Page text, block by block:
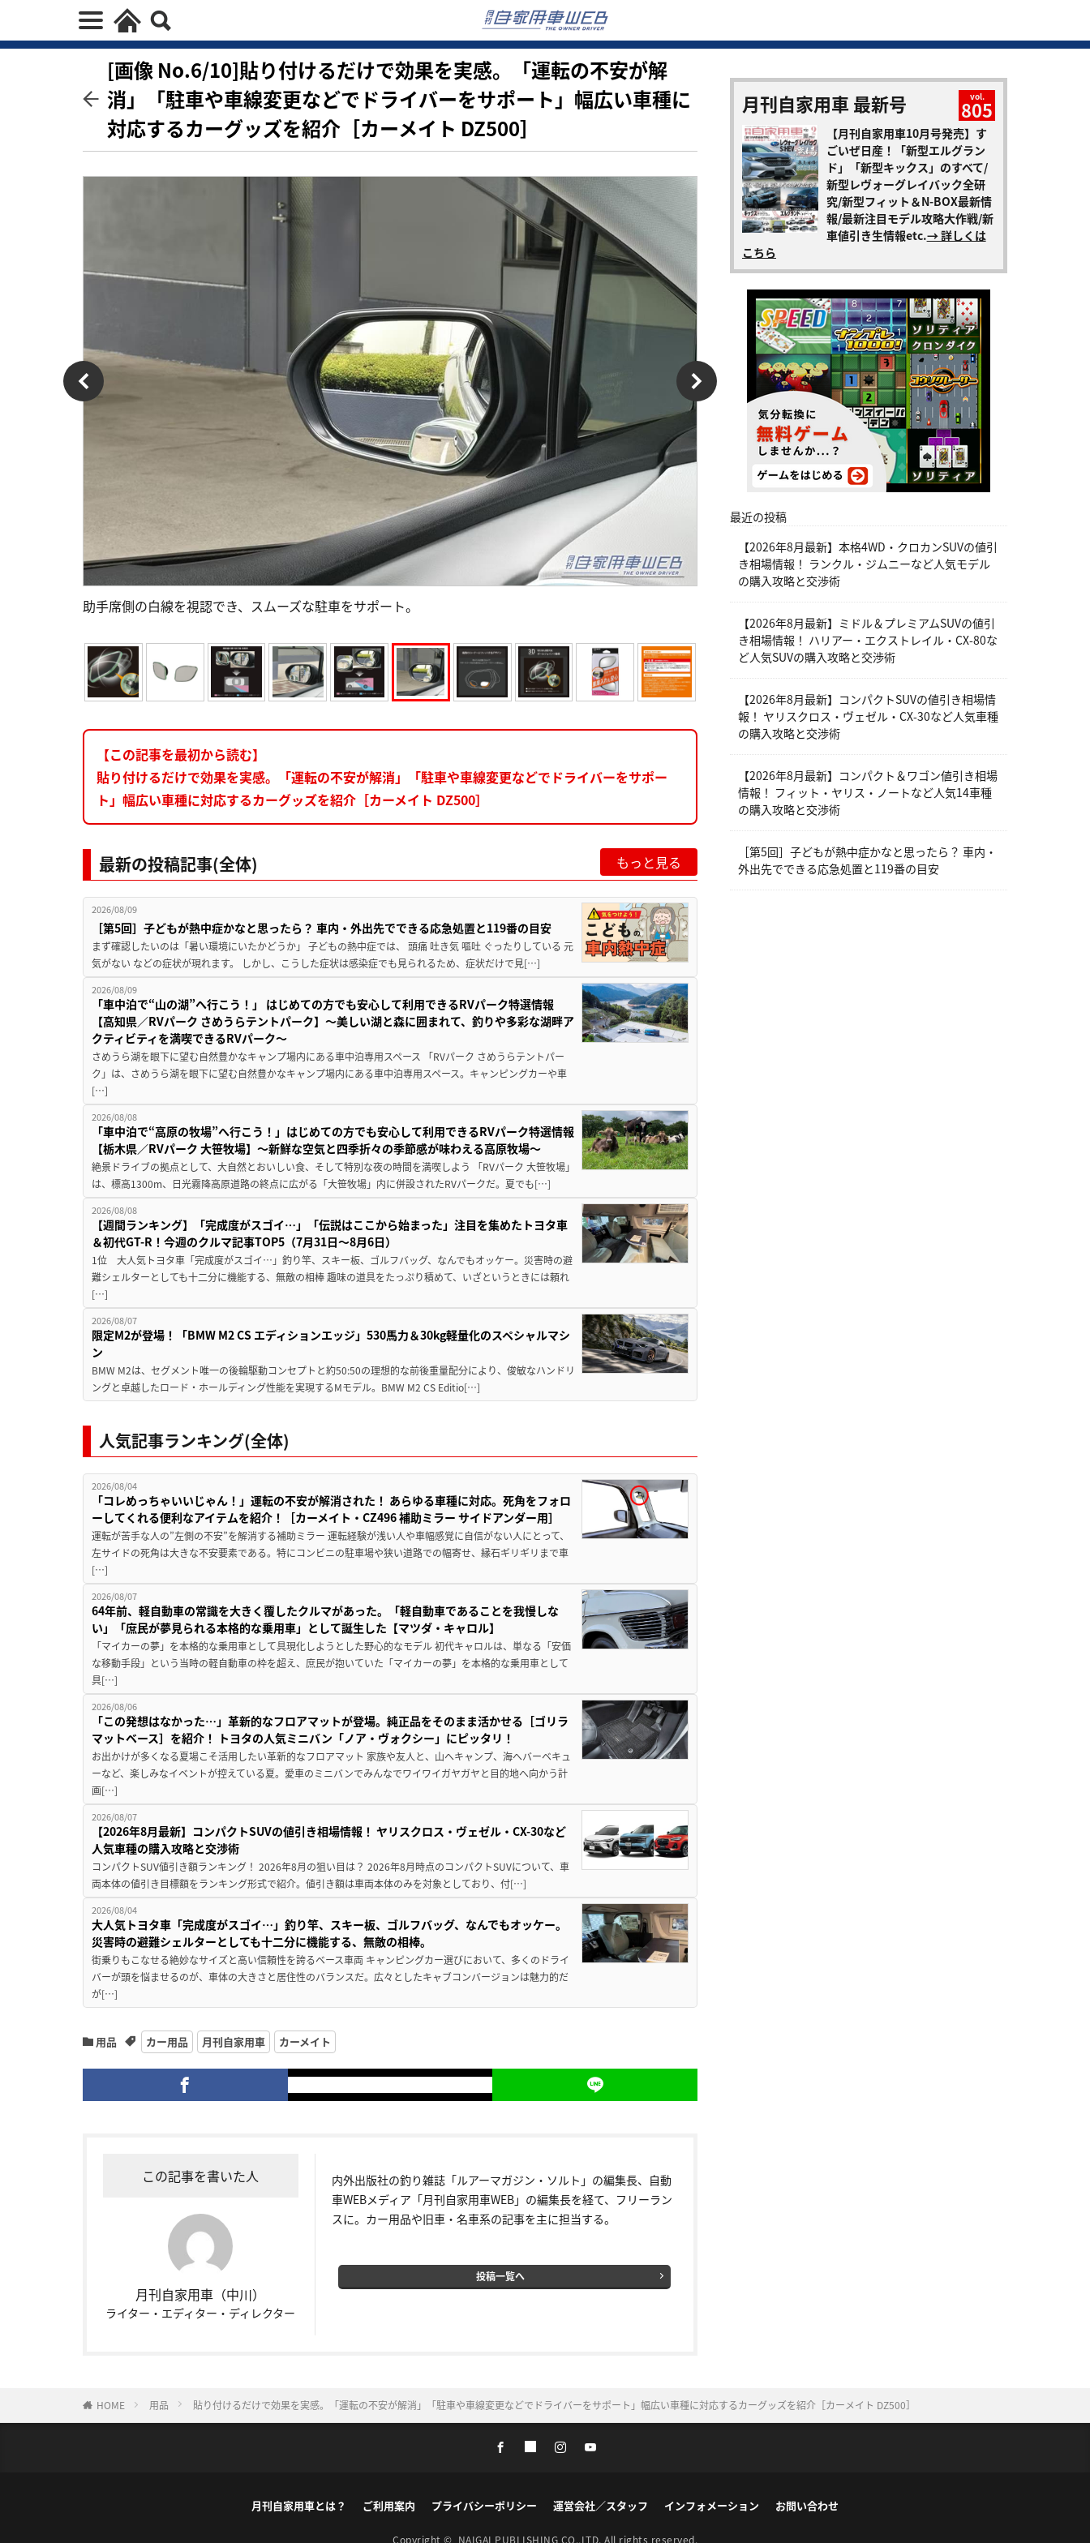
[画像 No.6/10]貼り付けるだけで効果を実感。「運転の不安が解
消」「駐車や車線変更などでドライバーをサポート」幅広い車種に
対応するカーグッズを紹介［カーメイト DZ500］
助手席側の白線を視認でき、スムーズな駐車をサポート。
【この記事を最初から読む】
貼り付けるだけで効果を実感。「運転の不安が解消」「駐車や車線変更などでドライバーをサポー
ト」幅広い車種に対応するカーグッズを紹介［カーメイト DZ500］
最新の投稿記事(全体) もっと見る
2026/08/09
［第5回］子どもが熱中症かなと思ったら？ 車内・外出先でできる応急処置と119番の目安
まず確認したいのは「暑い環境にいたかどうか」 子どもの熱中症では、 頭痛 吐き気 嘔吐 ぐったりしている 元
気がない などの症状が現れます。 しかし、こうした症状は感染症でも見られるため、症状だけで見[…]
2026/08/09
「車中泊で“山の湖”へ行こう！」 はじめての方でも安心して利用できるRVパーク特選情報
【高知県／RVパーク さめうらテントパーク】～美しい湖と森に囲まれて、釣りや多彩な湖畔ア
クティビティを満喫できるRVパーク～
さめうら湖を眼下に望む自然豊かなキャンプ場内にある車中泊専用スペース 「RVパーク さめうらテントパー
ク」は、さめうら湖を眼下に望む自然豊かなキャンプ場内にある車中泊専用スペース。キャンピングカーや車
[…]
2026/08/08
「車中泊で“高原の牧場”へ行こう！」はじめての方でも安心して利用できるRVパーク特選情報
【栃木県／RVパーク 大笹牧場】～新鮮な空気と四季折々の季節感が味わえる高原牧場～
絶景ドライブの拠点として、大自然とおいしい食、そして特別な夜の時間を満喫しよう 「RVパーク 大笹牧場」
は、標高1300m、日光霧降高原道路の終点に広がる「大笹牧場」内に併設されたRVパークだ。夏でも[…]
2026/08/08
【週間ランキング】「完成度がスゴイ…」「伝説はここから始まった」注目を集めたトヨタ車
＆初代GT-R！今週のクルマ記事TOP5（7月31日〜8月6日）
1位 大人気トヨタ車「完成度がスゴイ…」釣り竿、スキー板、ゴルフバッグ、なんでもオッケー。災害時の避
難シェルターとしても十二分に機能する、無敵の相棒 趣味の道具をたっぷり積めて、いざというときには頼れ
[…]
2026/08/07
限定M2が登場！「BMW M2 CS エディションエッジ」530馬力＆30kg軽量化のスペシャルマシ
ン
BMW M2は、セグメント唯一の後輪駆動コンセプトと約50:50の理想的な前後重量配分により、俊敏なハンドリ
ングと卓越したロード・ホールディング性能を実現するMモデル。BMW M2 CS Editio[…]
人気記事ランキング(全体)
2026/08/04
「コレめっちゃいいじゃん！」運転の不安が解消された！ あらゆる車種に対応。死角をフォロ
ーしてくれる便利なアイテムを紹介！［カーメイト・CZ496 補助ミラー サイドアンダー用］
運転が苦手な人の”左側の不安”を解消する補助ミラー 運転経験が浅い人や車幅感覚に自信がない人にとって、
左サイドの死角は大きな不安要素である。特にコンビニの駐車場や狭い道路での幅寄せ、縁石ギリギリまで車
[…]
2026/08/07
64年前、軽自動車の常識を大きく覆したクルマがあった。「軽自動車であることを我慢しな
い」「庶民が夢見られる本格的な乗用車」として誕生した【マツダ・キャロル】
「マイカーの夢」を本格的な乗用車として具現化しようとした野心的なモデル 初代キャロルは、単なる「安価
な移動手段」という当時の軽自動車の枠を超え、庶民が抱いていた「マイカーの夢」を本格的な乗用車として
具[…]
2026/08/06
「この発想はなかった…」革新的なフロアマットが登場。純正品をそのまま活かせる［ゴリラ
マットベース］を紹介！ トヨタの人気ミニバン「ノア・ヴォクシー」にピッタリ！
お出かけが多くなる夏場こそ活用したい革新的なフロアマット 家族や友人と、山へキャンプ、海へバーベキュ
ーなど、楽しみなイベントが控えている夏。愛車のミニバンでみんなでワイワイガヤガヤと目的地へ向かう計
画[…]
2026/08/07
【2026年8月最新】コンパクトSUVの値引き相場情報！ ヤリスクロス・ヴェゼル・CX-30など
人気車種の購入攻略と交渉術
コンパクトSUV値引き額ランキング！ 2026年8月の狙い目は？ 2026年8月時点のコンパクトSUVについて、車
両本体の値引き目標額をランキング形式で紹介。値引き額は車両本体のみを対象としており、付[…]
2026/08/04
大人気トヨタ車「完成度がスゴイ…」釣り竿、スキー板、ゴルフバッグ、なんでもオッケー。
災害時の避難シェルターとしても十二分に機能する、無敵の相棒。
街乗りもこなせる絶妙なサイズと高い信頼性を誇るベース車両 キャンピングカー選びにおいて、多くのドライ
バーが頭を悩ませるのが、車体の大きさと居住性のバランスだ。広々としたキャブコンバージョンは魅力的だ
が[…]
用品 カー用品 月刊自家用車 カーメイト
この記事を書いた人
月刊自家用車（中川）
ライター・エディター・ディレクター
内外出版社の釣り雑誌「ルアーマガジン・ソルト」の編集長、自動
車WEBメディア「月刊自家用車WEB」の編集長を経て、フリーラン
スに。カー用品や旧車・名車系の記事を主に担当する。
投稿一覧へ
月刊自家用車 最新号 vol.
805
【月刊自家用車10月号発売】す
ごいぜ日産！「新型エルグラン
ド」「新型キックス」のすべて/
新型レヴォーグレイバック全研
究/新型フィット＆N-BOX最新情
報/最新注目モデル攻略大作戦/新
車値引き生情報etc.→ 詳しくは
こちら
最近の投稿
【2026年8月最新】本格4WD・クロカンSUVの値引
き相場情報！ ランクル・ジムニーなど人気モデル
の購入攻略と交渉術
【2026年8月最新】ミドル＆プレミアムSUVの値引
き相場情報！ ハリアー・エクストレイル・CX-80な
ど人気SUVの購入攻略と交渉術
【2026年8月最新】コンパクトSUVの値引き相場情
報！ ヤリスクロス・ヴェゼル・CX-30など人気車種
の購入攻略と交渉術
【2026年8月最新】コンパクト＆ワゴン値引き相場
情報！ フィット・ヤリス・ノートなど人気14車種
の購入攻略と交渉術
［第5回］子どもが熱中症かなと思ったら？ 車内・
外出先でできる応急処置と119番の目安
HOME 用品 貼り付けるだけで効果を実感。「運転の不安が解消」「駐車や車線変更などでドライバーをサポート」幅広い車種に対応するカーグッズを紹介［カーメイト DZ500］
月刊自家用車とは？ ご利用案内 プライバシーポリシー 運営会社／スタッフ インフォメーション お問い合わせ
Copyright © NAIGAI PUBLISHING CO.,LTD. All rights reserved.